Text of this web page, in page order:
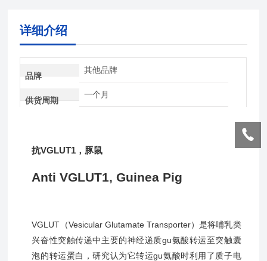
详细介绍
品牌
其他品牌
供货周期
一个月
抗VGLUT1，豚鼠
Anti VGLUT1, Guinea Pig
VGLUT（Vesicular Glutamate Transporter）是将哺乳类
兴奋性突触传递中主要的神经递质gu氨酸转运至突触囊
泡的转运蛋白，研究认为它转运gu氨酸时利用了质子电